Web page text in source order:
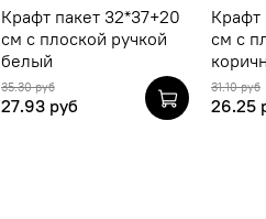
Крафт пакет 32*37+20
см c плоской ручкой
белый
35.30 руб
27.93 руб
Крафт
см c
31.10 руб
26.25